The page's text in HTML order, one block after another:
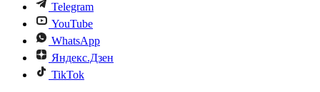
Telegram
YouTube
WhatsApp
Яндекс.Дзен
TikTok